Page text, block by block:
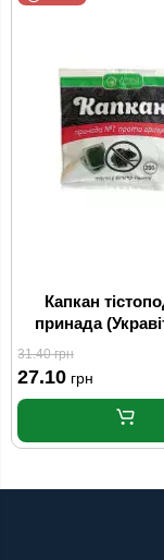
Капкан
принада
31.40грн
27.10 грн